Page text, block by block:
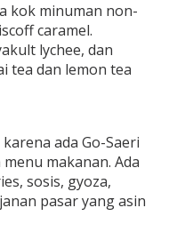
kok minuman non-
caramel.
lychee, dan
tea dan lemon tea
ada Go-Saeri
makanan. Ada
sosis, gyoza,
pasar yang asin